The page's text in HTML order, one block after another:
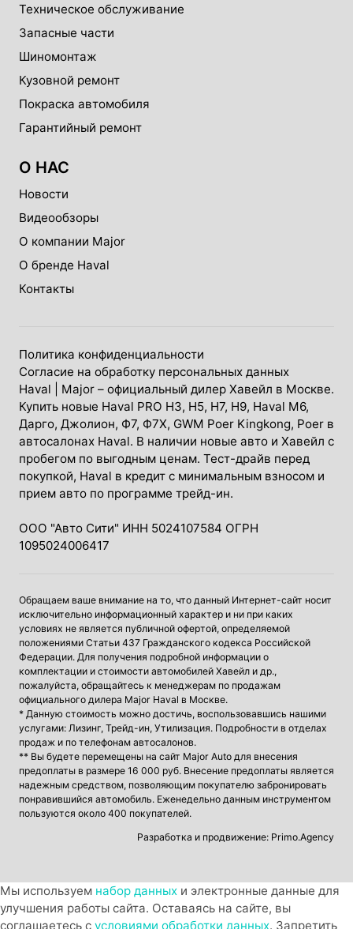
Техническое обслуживание
Запасные части
Шиномонтаж
Кузовной ремонт
Покраска автомобиля
Гарантийный ремонт
О НАС
Новости
Видеообзоры
О компании Major
О бренде Haval
Контакты
Политика конфиденциальности
Согласие на обработку персональных данных
Haval | Major – официальный дилер Хавейл в Москве.
Купить новые Haval PRO H3, Н5, H7, Н9, Haval М6,
Дарго, Джолион, Ф7, Ф7Х, GWM Poer Kingkong, Poer в
автосалонах Haval. В наличии новые авто и Хавейл с
пробегом по выгодным ценам. Тест-драйв перед
покупкой, Haval в кредит с минимальным взносом и
прием авто по программе трейд-ин.
ООО "Авто Сити" ИНН 5024107584 ОГРН
1095024006417
Обращаем ваше внимание на то, что данный Интернет-сайт носит
исключительно информационный характер и ни при каких
условиях не является публичной офертой, определяемой
положениями Статьи 437 Гражданского кодекса Российской
Федерации. Для получения подробной информации о
комплектации и стоимости автомобилей Хавейл и др.,
пожалуйста, обращайтесь к менеджерам по продажам
официального дилера Major Haval в Москве.
* Данную стоимость можно достичь, воспользовавшись нашими
услугами: Лизинг, Трейд-ин, Утилизация. Подробности в отделах
продаж и по телефонам автосалонов.
** Вы будете перемещены на сайт Major Auto для внесения
предоплаты в размере 16 000 руб. Внесение предоплаты является
надежным средством, позволяющим покупателю забронировать
понравившийся автомобиль. Еженедельно данным инструментом
пользуются около 400 покупателей.
Разработка и продвижение: Primo.Agency
Мы используем набор данных и электронные данные для
улучшения работы сайта. Оставаясь на сайте, вы
соглашаетесь с условиями обработки данных. Запретить